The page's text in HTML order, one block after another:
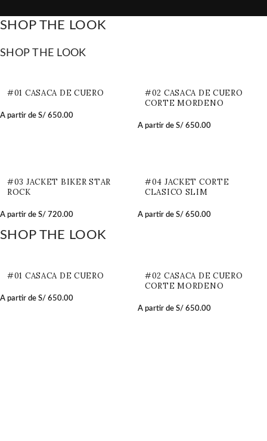
SHOP THE LOOK
SHOP THE LOOK
#01 CASACA DE CUERO
A partir de S/ 650.00
#02 CASACA DE CUERO
CORTE MORDENO
A partir de S/ 650.00
#03 JACKET BIKER STAR
ROCK
A partir de S/ 720.00
#04 JACKET CORTE
CLASICO SLIM
A partir de S/ 650.00
SHOP THE LOOK
#01 CASACA DE CUERO
A partir de S/ 650.00
#02 CASACA DE CUERO
CORTE MORDENO
A partir de S/ 650.00